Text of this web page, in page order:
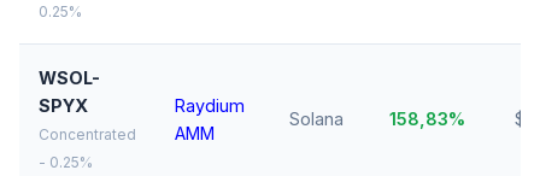
0.25%
WSOL-
SPYX
Concentrated
- 0.25%
Raydium
AMM
Solana 158,83%